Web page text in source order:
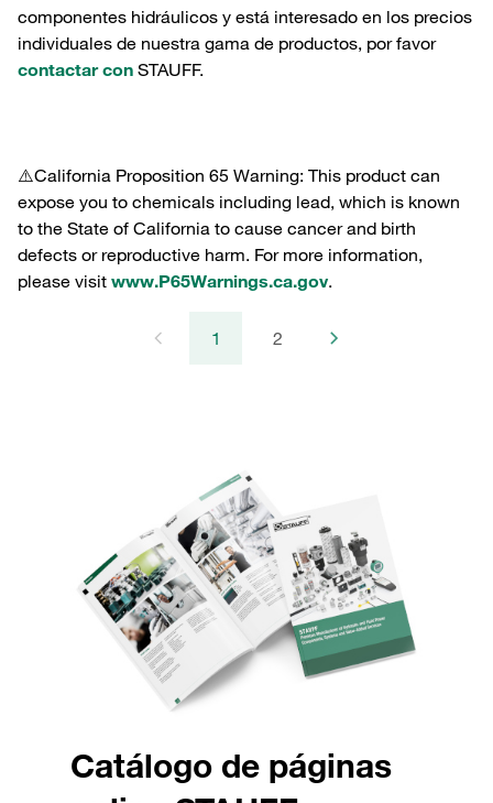
componentes hidráulicos y está interesado en los precios
individuales de nuestra gama de productos, por favor
contactar con STAUFF.
⚠️California Proposition 65 Warning: This product can
expose you to chemicals including lead, which is known
to the State of California to cause cancer and birth
defects or reproductive harm. For more information,
please visit www.P65Warnings.ca.gov.
1 2
Catálogo de páginas